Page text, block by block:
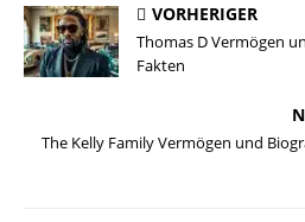
VORHERIGER
Thomas D Vermögen
Fakten
The Kelly Family Vermögen und